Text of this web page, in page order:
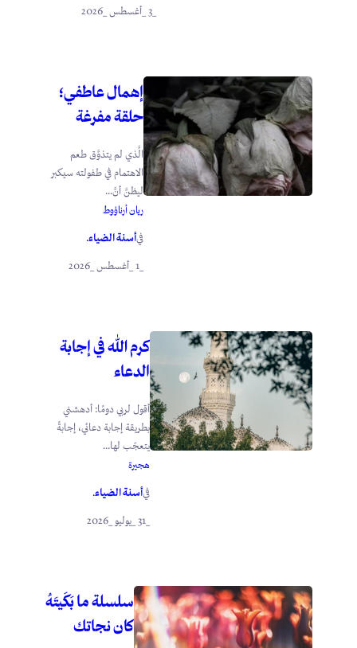
إهمال عاطفي؛
حلقة مفرغة
الَّذي لم يتذوَّق طعم
الاهتمام في طفولته سيكبر
ليظنَّ أنَّ...
ريان أرناؤوط
فيأسنة الضياء.
_1 _أغسطس _2026
كرم الله في إجابة
الدعاء
أقول لربي دومًا: أدهشني
بطريقة إجابة دعائي، إجابةً
يتعجّب لها...
هجيرة
فيأسنة الضياء.
سلسلة ما بَكَيتَهُ
كان نجاتك